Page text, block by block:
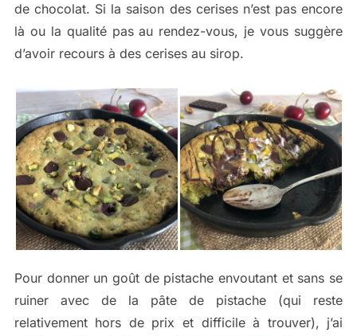
de chocolat. Si la saison des cerises n’est pas encore
là ou la qualité pas au rendez-vous, je vous suggère
d’avoir recours à des cerises au sirop.
Pour donner un goût de pistache envoutant et sans se
ruiner avec de la pâte de pistache (qui reste
relativement hors de prix et difficile à trouver), j’ai